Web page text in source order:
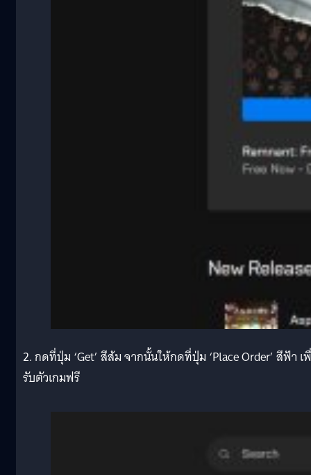
2. กดที่ปุ่ม ‘Get’ สีส้ม จากนั้นให้กดที่ปุ่ม ‘Place Order’ สีฟ้า เ
รับตัวเกมฟรี